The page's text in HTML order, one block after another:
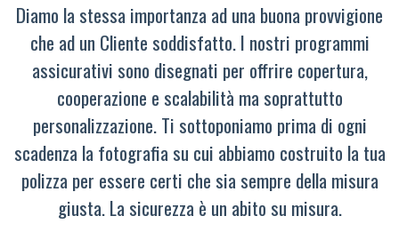
Diamo la stessa importanza ad una buona provvigione
che ad un Cliente soddisfatto. I nostri programmi
assicurativi sono disegnati per offrire copertura,
cooperazione e scalabilità ma soprattutto
personalizzazione. Ti sottoponiamo prima di ogni
scadenza la fotografia su cui abbiamo costruito la tua
polizza per essere certi che sia sempre della misura
giusta. La sicurezza è un abito su misura.